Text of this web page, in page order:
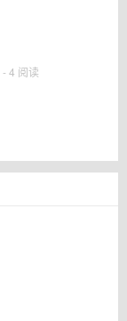
- 4 阅读